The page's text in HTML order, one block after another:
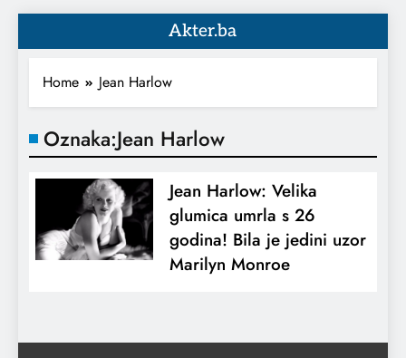
Akter.ba
Home Jean Harlow
Oznaka:Jean Harlow
Jean Harlow: Velika
glumica umrla s 26
godina! Bila je jedini uzor
Marilyn Monroe